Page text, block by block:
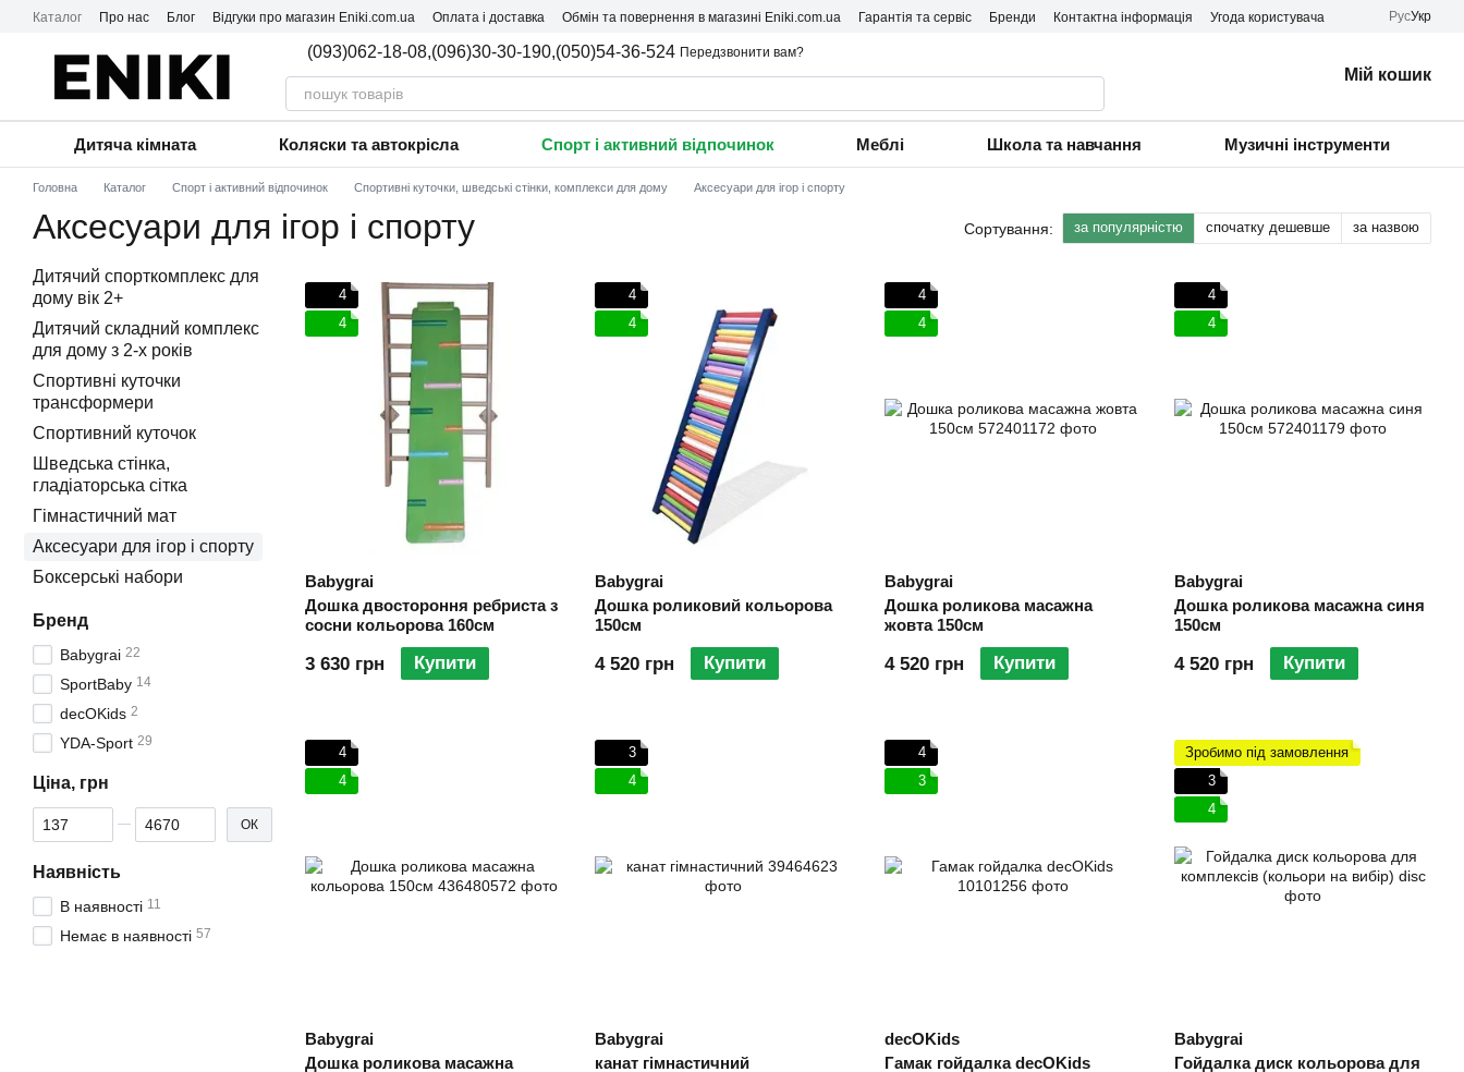
Перейти до основного контенту
Каталог Про нас Блог Відгуки про магазин Eniki.com.ua Оплата і доставка Обмін та повернення в магазині Eniki.com.ua Гарантія та сервіс Бренди Контактна інформація Угода користувача РусУкр
(093)062-18-08,(096)30-30-190,(050)54-36-524 Передзвонити вам?
Мій кошик
Дитяча кімната Коляски та автокрісла Спорт і активний відпочинок Меблі Школа та навчання Музичні інструменти
Головна Каталог Спорт і активний відпочинок Спортивні куточки, шведські стінки, комплекси для дому Аксесуари для ігор і спорту
Аксесуари для ігор і спорту Сортування: за популярністю спочатку дешевше за назвою
4
4
Babygrai
Дошка двостороння ребриста з
сосни кольорова 160см
3 630 грн Купити
4
4
Babygrai
Дошка роликовий кольорова
150см
4 520 грн Купити
4
4
Babygrai
Дошка роликова масажна
жовта 150см
4 520 грн Купити
4
4
Babygrai
Дошка роликова масажна синя
150см
4 520 грн Купити
4
4
Babygrai
Дошка роликова масажна
3
4
Babygrai
канат гімнастичний
4
3
decOKids
Гамак гойдалка decOKids
Зробимо під замовлення
3
4
Babygrai
Гойдалка диск кольорова для
Дитячий спорткомплекс для
дому вiк 2+
Дитячий складний комплекс
для дому з 2-х років
Спортивні куточки
трансформери
Спортивний куточок
Шведська стінка,
гладіаторська сітка
Гімнастичний мат
Аксесуари для ігор і спорту
Боксерські набори
Бренд
Babygrai 22
SportBaby 14
decOKids 2
YDA-Sport 29
Ціна, грн
Від Ціна, грн
До Ціна, грн ОК
Наявність
В наявності 11
Немає в наявності 57